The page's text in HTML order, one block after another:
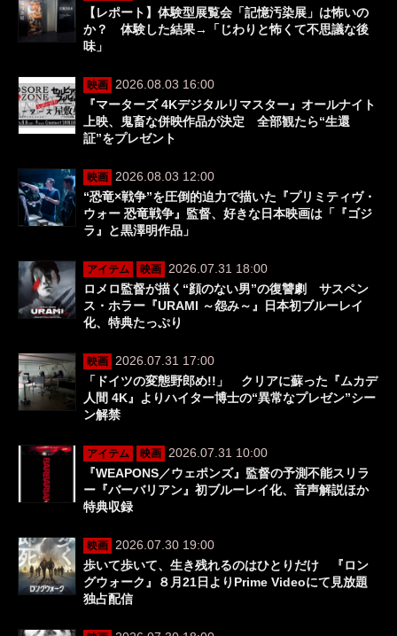
【レポート】体験型展覧会「記憶汚染展」は怖いの
か？ 体験した結果→「じわりと怖くて不思議な後
味」
映画
2026.08.03 16:00
『マーターズ 4Kデジタルリマスター』オールナイト
上映、鬼畜な併映作品が決定 全部観たら“生還
証”をプレゼント
映画
2026.08.03 12:00
“恐竜×戦争”を圧倒的迫力で描いた『プリミティヴ・
ウォー 恐竜戦争』監督、好きな日本映画は「『ゴジ
ラ』と黒澤明作品」
アイテム 映画
2026.07.31 18:00
ロメロ監督が描く“顔のない男”の復讐劇 サスペン
ス・ホラー『URAMI ～怨み～』日本初ブルーレイ
化、特典たっぷり
映画
2026.07.31 17:00
「ドイツの変態野郎め!!」 クリアに蘇った『ムカデ
人間 4K』よりハイター博士の“異常なプレゼン”シー
ン解禁
アイテム 映画
2026.07.31 10:00
『WEAPONS／ウェポンズ』監督の予測不能スリラ
ー『バーバリアン』初ブルーレイ化、音声解説ほか
特典収録
映画
2026.07.30 19:00
歩いて歩いて、生き残れるのはひとりだけ 『ロン
グウォーク』８月21日よりPrime Videoにて見放題
独占配信